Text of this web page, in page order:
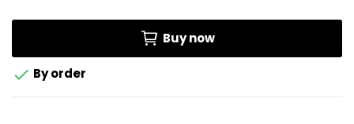
Buy now
 By order